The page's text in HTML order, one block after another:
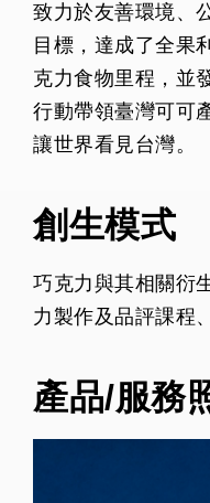
致力於友善環境、
目標，達成了全果
克力食物里程，並
行動帶領臺灣可可
讓世界看見台灣。
創生模式
巧克力與其相關衍
力製作及品評課程
產品/服務